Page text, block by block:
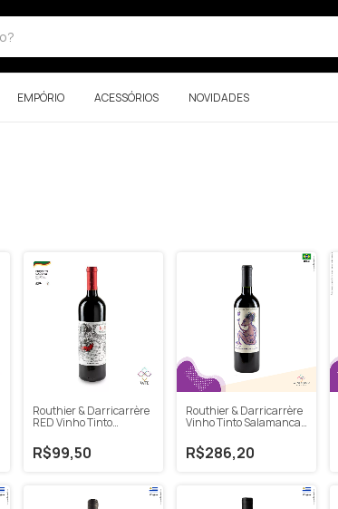
EMPÓRIO ACESSÓRIOS NOVIDADES
Routhier & Darricarrère
RED Vinho Tinto
(Kombi) 750ml
R$99,50
Routhier & Darricarrère
Vinho Tinto Salamanca
Sauvignon 2022 750ml
R$286,20